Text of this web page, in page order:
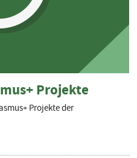
Projekte
Projekte der